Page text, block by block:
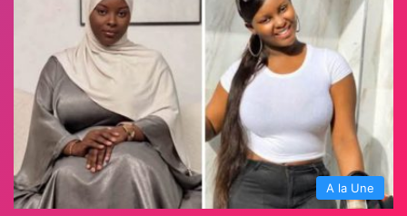
A la Une